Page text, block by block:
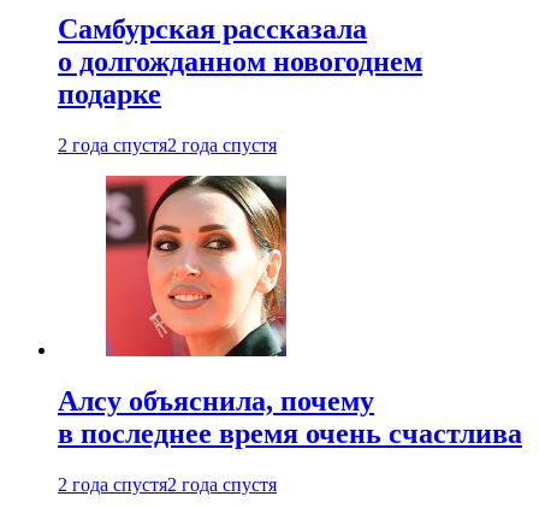
Самбурская рассказала
о долгожданном новогоднем
подарке
2 года спустя2 года спустя
Алсу объяснила, почему
в последнее время очень счастлива
2 года спустя2 года спустя